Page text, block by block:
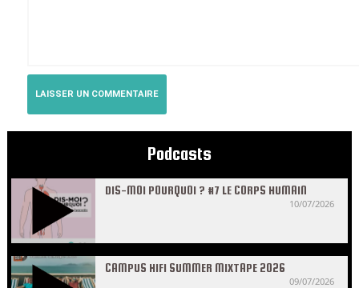
Podcasts
DIS-MOI POURQUOI ? #7 LE CORPS HUMAIN
10/07/2026
CAMPUS HIFI SUMMER MIXTAPE 2026
09/07/2026